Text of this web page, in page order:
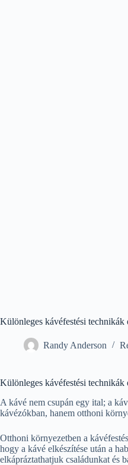
Különleges kávéfestési
Randy Anderson
Különleges kávéfestési
A kávé nem csupán egy ital; a
kávézókban, hanem otthoni
Otthoni környezetben a
hogy a kávé elkészítése után a
elkápráztathatjuk családunkat és